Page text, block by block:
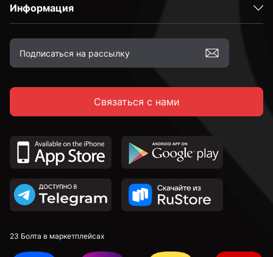
Информация
Связаться с нами
23 Болта в маркетплейсах